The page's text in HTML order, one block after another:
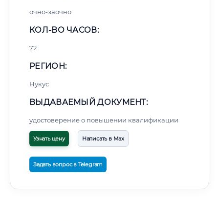
очно-заочно
КОЛ-ВО ЧАСОВ:
72
РЕГИОН:
Нукус
ВЫДАВАЕМЫЙ ДОКУМЕНТ:
удостоверение о повышении квалификации
Узнать цену Написать в Max
Задать вопрос в Telegram